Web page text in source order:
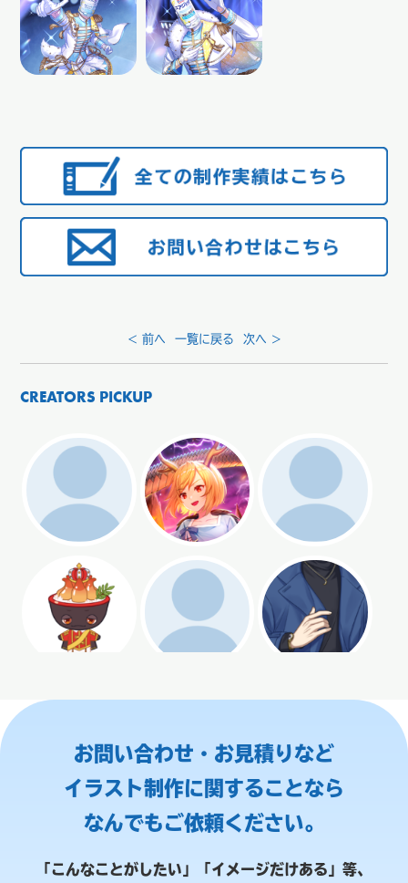
< 前へ 一覧に戻る 次へ >
CREATORS PICKUP
お問い合わせ・お見積りなど
イラスト制作に関することなら
なんでもご依頼ください。
「こんなことがしたい」「イメージだけある」等、